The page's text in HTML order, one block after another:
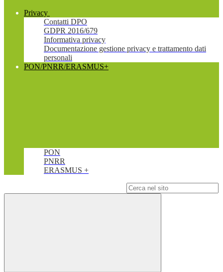
Privacy
Contatti DPO
GDPR 2016/679
Informativa privacy
Documentazione gestione privacy e trattamento dati
personali
PON/PNRR/ERASMUS+
PON
PNRR
ERASMUS +